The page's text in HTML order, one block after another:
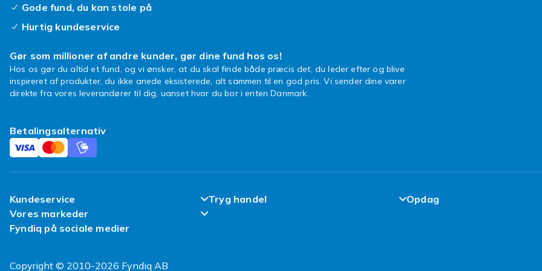
Gode fund, du kan stole på
Hurtig kundeservice
Gør som millioner af andre kunder, gør dine fund hos os!
Hos os gør du altid et fund, og vi ønsker, at du skal finde både præcis det, du leder efter og blive
inspireret af produkter, du ikke anede eksisterede, alt sammen til en god pris. Vi sender dine varer
direkte fra vores leverandører til dig, uanset hvor du bor i enten Danmark.
Betalingsalternativ
Kundeservice
Ofte stillede spørgsmål
Levering
Tryg handel
Opdag
Vores markeder
Fyndiq Sverige
Fyndiq på sociale medier
Copyright © 2010-2026 Fyndiq AB